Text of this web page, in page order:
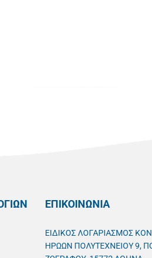
ΕΠΙΚΟΙΝΩΝΙΑ
ΕΙΔΙΚΟΣ ΛΟΓΑΡΙΑΣΜΟΣ
ΗΡΩΩΝ ΠΟΛΥΤΕΧΝΕΙΟΥ 9,